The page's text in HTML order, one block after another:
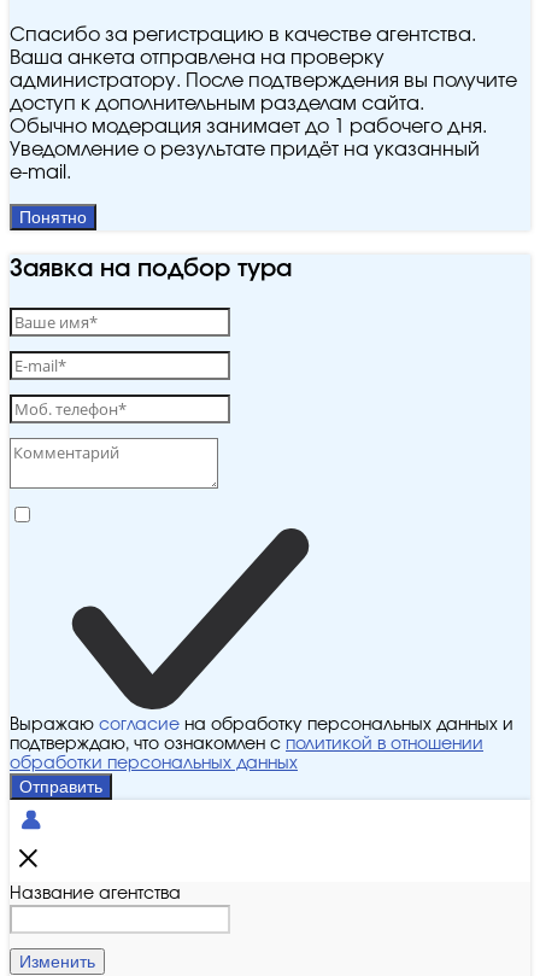
Спасибо за регистрацию в качестве агентства.
Ваша анкета отправлена на проверку
администратору. После подтверждения вы получите
доступ к дополнительным разделам сайта.
Обычно модерация занимает до 1 рабочего дня.
Уведомление о результате придёт на указанный
e‑mail.
Понятно
Заявка на подбор тура
Выражаю согласие на обработку персональных данных и
подтверждаю, что ознакомлен с политикой в отношении
обработки персональных данных
Отправить
Название агентства
Изменить